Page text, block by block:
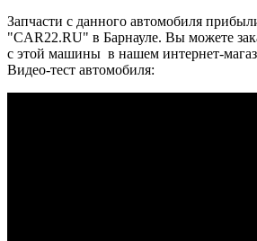
Запчасти с данного автомобиля
"CAR22.RU" в Барнауле. Вы можете
с этой машины в нашем интернет-
Видео-тест автомобиля: